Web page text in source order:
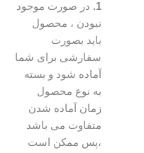
در صورت موجود
نبودن ، محصول
باید بصورت
سفارشی برای شما
آماده شود و بسته
به نوع محصول
زمان آماده شدن
متفاوت می باشد
،پس ممکن است